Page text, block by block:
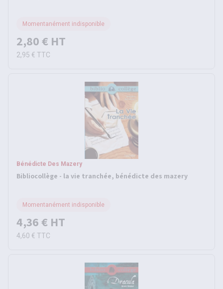
Momentanément indisponible
2,80 € HT
2,95 € TTC
Bénédicte Des Mazery
Bibliocollège - la vie tranchée, bénédicte des mazery
Momentanément indisponible
4,36 € HT
4,60 € TTC